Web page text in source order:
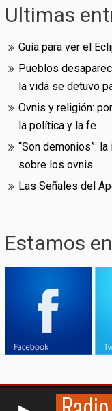
Ultimas
Guía para ver el
Pueblos
la vida se detuvo
Ovnis y religión:
la política y la fe
“Son demonios”:
sobre los ovnis
Las Señales del
Estamos
RCAST.NET
© (2009-2026)Edenex